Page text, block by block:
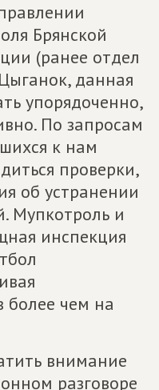
Брянской
(ранее отдел
данная
упорядоченно,
По запросам
к нам
проверки,
об устранении
Мупкотроль и
инспекция
более чем на
внимание
разговоре